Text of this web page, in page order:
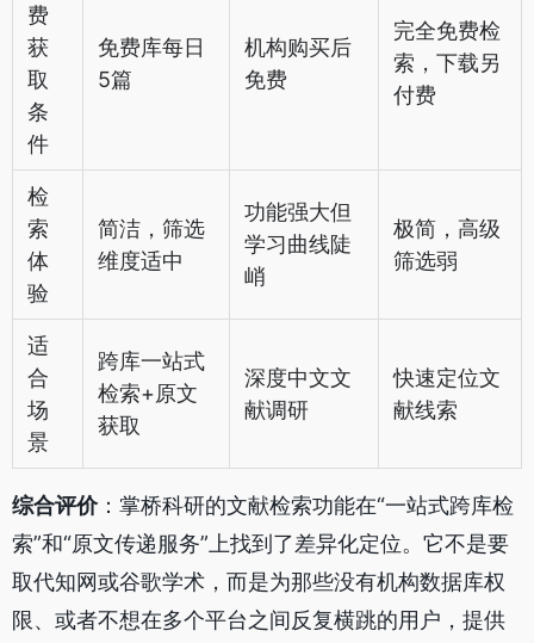
费
获
取
条
件
免费库每日
5篇
机构购买后
免费
完全免费检
索，下载另
付费
检
索
体
验
简洁，筛选
维度适中
功能强大但
学习曲线陡
峭
极简，高级
筛选弱
适
合
场
景
跨库一站式
检索+原文
获取
深度中文文
献调研
快速定位文
献线索
综合评价：掌桥科研的文献检索功能在“一站式跨库检
索”和“原文传递服务”上找到了差异化定位。它不是要
取代知网或谷歌学术，而是为那些没有机构数据库权
限、或者不想在多个平台之间反复横跳的用户，提供